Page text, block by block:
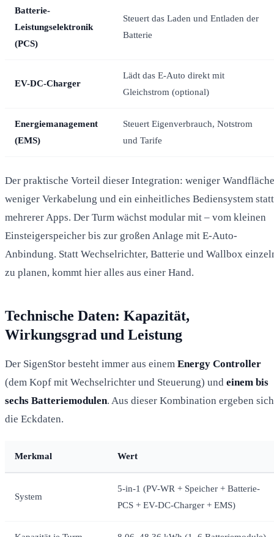
Batterie-
Leistungselektronik
(PCS)
Steuert das Laden und Entladen der
Batterie
EV-DC-Charger
Lädt das E-Auto direkt mit
Gleichstrom (optional)
Energiemanagement
(EMS)
Steuert Eigenverbrauch, Notstrom
und Tarife
Der praktische Vorteil dieser Integration: weniger
weniger Verkabelung und ein einheitliches Bediensystem statt
mehrerer Apps. Der Turm wächst modular mit – vom kleinen
Einsteigerspeicher bis zur großen Anlage mit E-Auto-
Anbindung. Statt Wechselrichter, Batterie und Wallbox
zu planen, kommt hier alles aus einer Hand.
Technische Daten: Kapazität,
Wirkungsgrad und Leistung
Der SigenStor besteht immer aus einem Energy Controller
(dem Kopf mit Wechselrichter und Steuerung) und einem bis
sechs Batteriemodulen. Aus dieser Kombination ergeben sich
die Eckdaten.
Merkmal Wert
System
5-in-1 (PV-WR + Speicher + Batterie-
PCS + EV-DC-Charger + EMS)